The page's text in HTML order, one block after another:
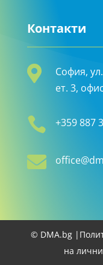
Контакти

София,
ет. 3,
 +359 887

© DMA.bg |
на